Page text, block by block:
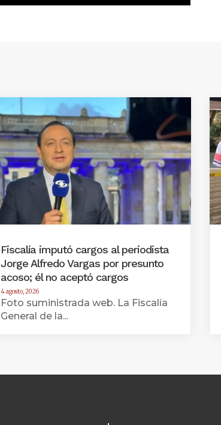
Fiscalía imputó cargos al periodista
Jorge Alfredo Vargas por presunto
acoso; él no aceptó cargos
4 agosto, 2026
Foto suministrada web. La Fiscalía
General de la...